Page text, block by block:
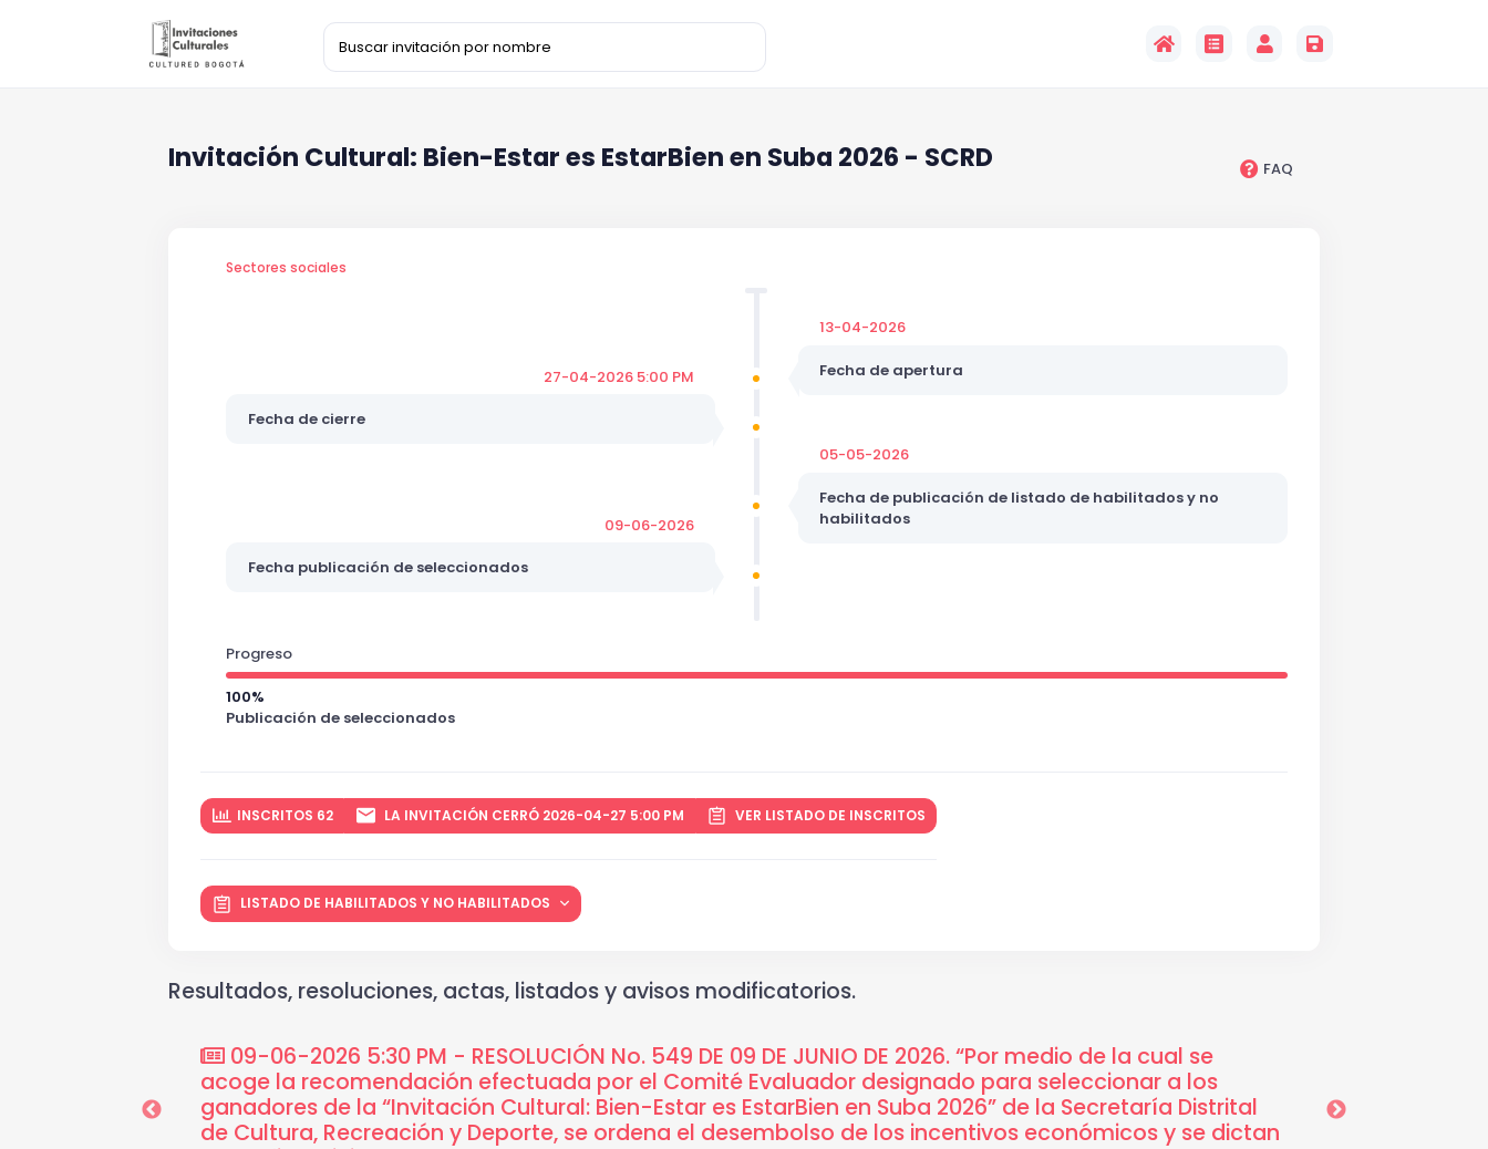
Invitación Cultural: Bien-Estar es EstarBien en Suba 2026 - SCRD FAQ
Sectores sociales
13-04-2026
Fecha de apertura
27-04-2026 5:00 PM
Fecha de cierre
05-05-2026
Fecha de publicación de listado de habilitados y no
habilitados
09-06-2026
Fecha publicación de seleccionados
Progreso
100%
Publicación de seleccionados
INSCRITOS 62 LA INVITACIÓN CERRÓ 2026-04-27 5:00 PM VER LISTADO DE INSCRITOS
LISTADO DE HABILITADOS Y NO HABILITADOS
Resultados, resoluciones, actas, listados y avisos modificatorios.
09-06-2026 5:30 PM - RESOLUCIÓN No. 549 DE 09 DE JUNIO DE 2026. “Por medio de la cual se
acoge la recomendación efectuada por el Comité Evaluador designado para seleccionar a los
ganadores de la “Invitación Cultural: Bien-Estar es EstarBien en Suba 2026” de la Secretaría Distrital
de Cultura, Recreación y Deporte, se ordena el desembolso de los incentivos económicos y se dictan
tendrán a cargo